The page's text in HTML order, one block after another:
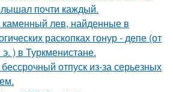
почти каждый.
лев, найденные в
раскопках гонур - депе (от
) в Туркменистане.
отпуск из-за серьезных